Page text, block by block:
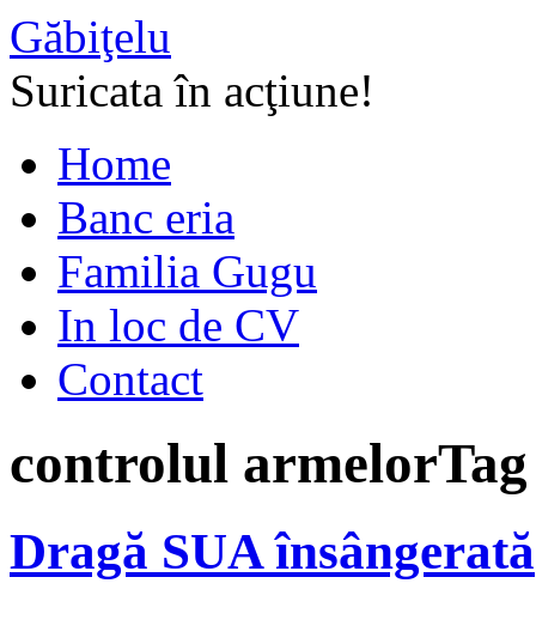
Găbiţelu
Suricata în acţiune!
Home
Banc eria
Familia Gugu
In loc de CV
Contact
controlul armelor
Dragă SUA însângerată